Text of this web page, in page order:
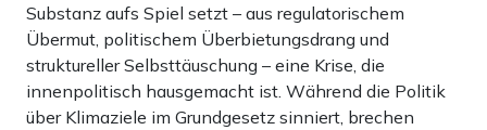
Substanz aufs Spiel setzt – aus regulatorischem
Übermut, politischem Überbietungsdrang und
struktureller Selbsttäuschung – eine Krise, die
innenpolitisch hausgemacht ist. Während die Politik
über Klimaziele im Grundgesetz sinniert, brechen